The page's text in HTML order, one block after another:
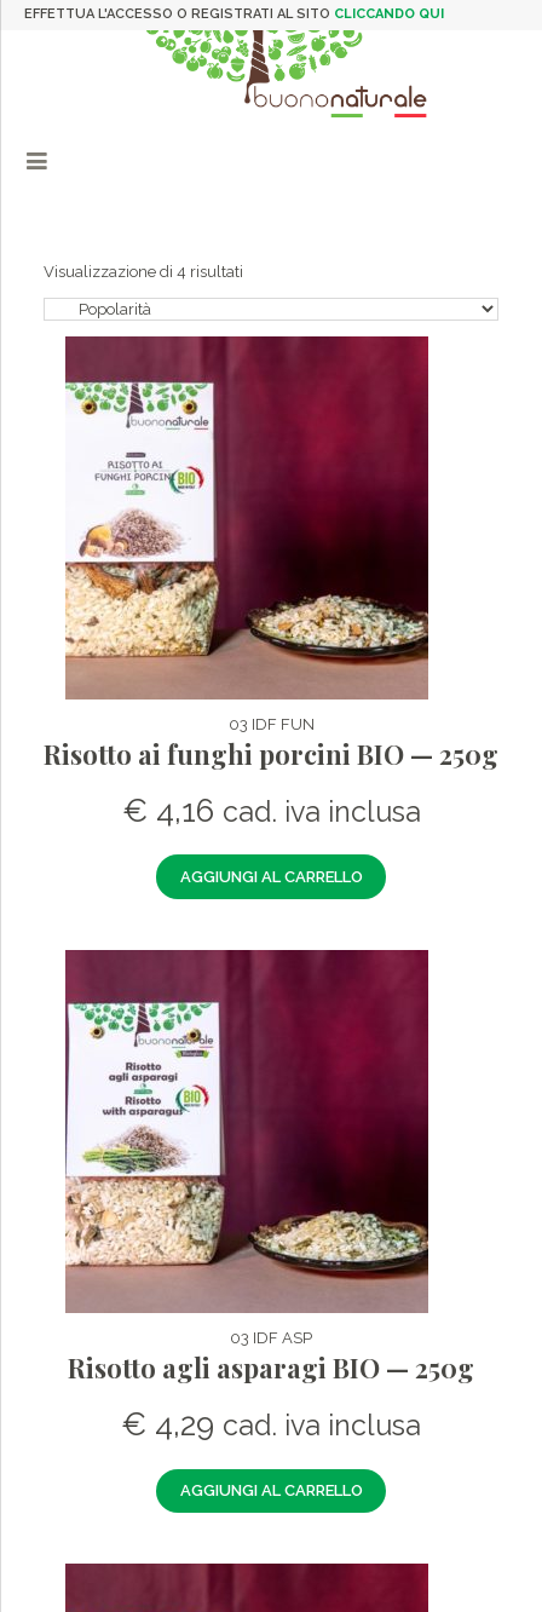
EFFETTUA L'ACCESSO O REGISTRATI AL SITO CLICCANDO QUI
Visualizzazione di 4 risultati
03 IDF FUN
Risotto ai funghi porcini BIO — 250g
€ 4,16 cad. iva inclusa
AGGIUNGI AL CARRELLO
03 IDF ASP
Risotto agli asparagi BIO — 250g
€ 4,29 cad. iva inclusa
AGGIUNGI AL CARRELLO